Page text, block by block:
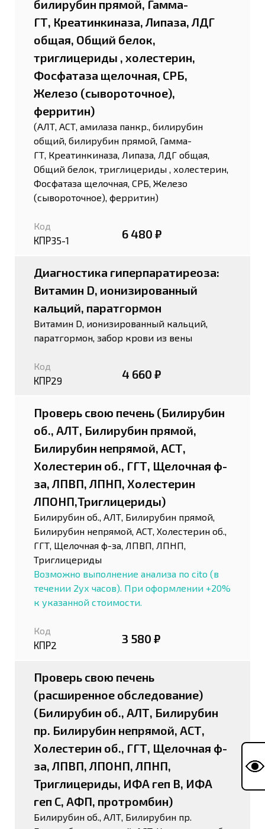
билирубин прямой, Гамма-
ГТ, Креатинкиназа, Липаза, ЛДГ
общая, Общий белок,
триглицериды , холестерин,
Фосфатаза щелочная, СРБ,
Железо (сывороточное),
ферритин)
(АЛТ, АСТ, амилаза панкр., билирубин
общий, билирубин прямой, Гамма-
ГТ, Креатинкиназа, Липаза, ЛДГ общая,
Общий белок, триглицериды , холестерин,
Фосфатаза щелочная, СРБ, Железо
(сывороточное), ферритин)
Код
КПР35-1 6 480 ₽
Диагностика гиперпаратиреоза:
Витамин D, ионизированный
кальций, паратгормон
Витамин D, ионизированный кальций,
паратгормон, забор крови из вены
Код
КПР29 4 660 ₽
Проверь свою печень (Билирубин
об., АЛТ, Билирубин прямой,
Билирубин непрямой, АСТ,
Холестерин об., ГГТ, Щелочная ф-
за, ЛПВП, ЛПНП, Холестерин
ЛПОНП,Триглицериды)
Билирубин об., АЛТ, Билирубин прямой,
Билирубин непрямой, АСТ, Холестерин об.,
ГГТ, Щелочная ф-за, ЛПВП, ЛПНП,
Триглицериды
Возможно выполнение анализа по cito (в
течении 2ух часов). При оформлении +20%
к указанной стоимости.
Код
КПР2 3 580 ₽
Проверь свою печень
(расширенное обследование)
(Билирубин об., АЛТ, Билирубин
пр. Билирубин непрямой, АСТ,
Холестерин об., ГГТ, Щелочная ф-
за, ЛПВП, ЛПОНП, ЛПНП,
Триглицериды, ИФА геп В, ИФА
геп С, АФП, протромбин)
Билирубин об., АЛТ, Билирубин пр.